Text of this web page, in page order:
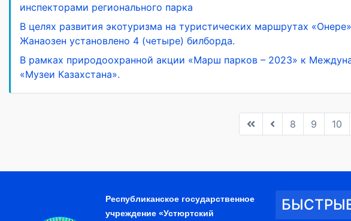
инспекторами регионального парка
В целях развития экотуризма на туристических маршрутах
Жанаозен установлено 4 (четыре) билборда.
В рамках природоохранной акции «Марш парков – 2023» к
«Музеи Казахстана».
8 9 10
Республиканское государственное
учреждение «Устюртский